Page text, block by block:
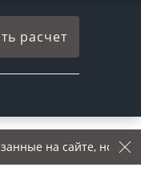
расчет
сайте, носят